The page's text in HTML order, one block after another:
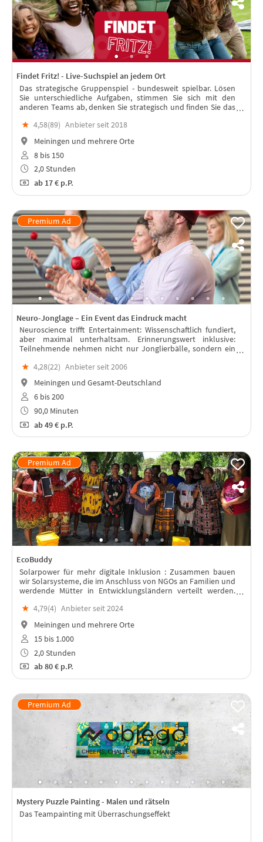
Findet Fritz! - Live-Suchspiel an jedem Ort
Das strategische Gruppenspiel - bundesweit spielbar. Lösen
Sie unterschiedliche Aufgaben, stimmen Sie sich mit den
anderen Teams ab, denken Sie strategisch und finden Sie das
★ 4,58(89) Anbieter seit 2018
Meiningen und mehrere Orte
8 bis 150
2,0 Stunden
ab17 € p.P.
Neuro-Jonglage – Ein Event das Eindruck macht
Neuroscience trifft Entertainment: Wissenschaftlich fundiert,
aber maximal unterhaltsam. Erinnerungswert inklusive:
Teilnehmende nehmen nicht nur Jonglierbälle, sondern ein
★ 4,28(22) Anbieter seit 2006
Meiningen und Gesamt-Deutschland
6 bis 200
90,0 Minuten
ab49 € p.P.
EcoBuddy
Solarpower für mehr digitale Inklusion : Zusammen bauen
wir Solarsysteme, die im Anschluss von NGOs an Familien und
werdende Mütter in Entwicklungsländern verteilt werden.
★ 4,79(4) Anbieter seit 2024
Meiningen und mehrere Orte
15 bis 1.000
2,0 Stunden
ab80 € p.P.
Mystery Puzzle Painting - Malen und rätseln
Das Teampainting mit Überraschungseffekt